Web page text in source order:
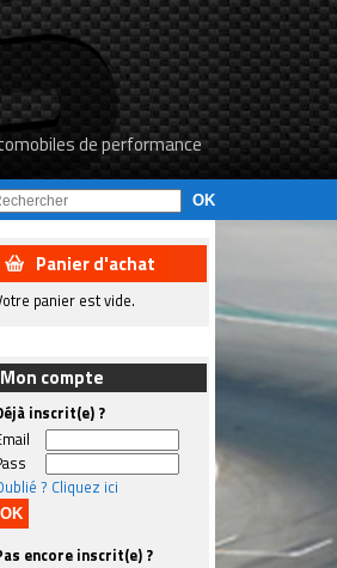
de performance
Panier d'achat
panier est vide.
Mon compte
inscrit(e) ?
? Cliquez ici
encore inscrit(e) ?